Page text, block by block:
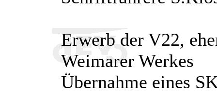
Erwerb der V22,
Weimarer Werkes
Übernahme eines